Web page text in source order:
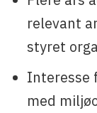
relevant
styret
Interesse
med